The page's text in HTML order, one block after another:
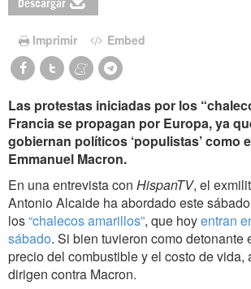
Descargar
Imprimir Embed
Las protestas iniciadas por los
Francia se propagan por Europa, ya
gobiernan políticos ‘populistas’ como
Emmanuel Macron.
En una entrevista con HispanTV, el
Antonio Alcaide ha abordado este
los“chalecos amarillos”, que hoyentran
sábado. Si bien tuvieron como detonante
precio del combustible y el costo de vida,
dirigen contra Macron.